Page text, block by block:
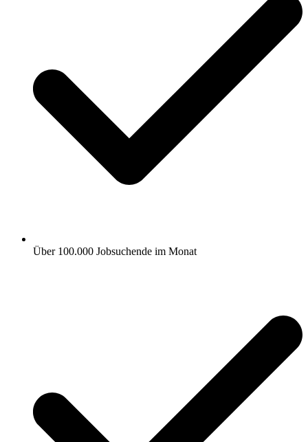
Über 100.000 Jobsuchende im Monat